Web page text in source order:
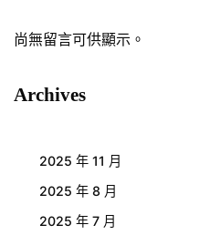
尚無留言可供顯示。
Archives
2025 年 11 月
2025 年 8 月
2025 年 7 月